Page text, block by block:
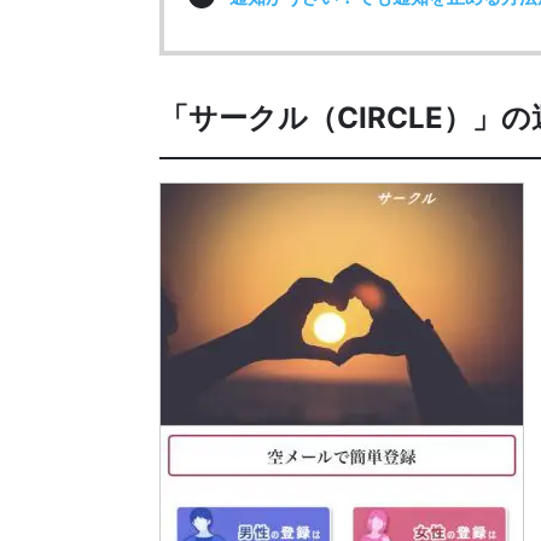
「サークル（CIRCLE）」